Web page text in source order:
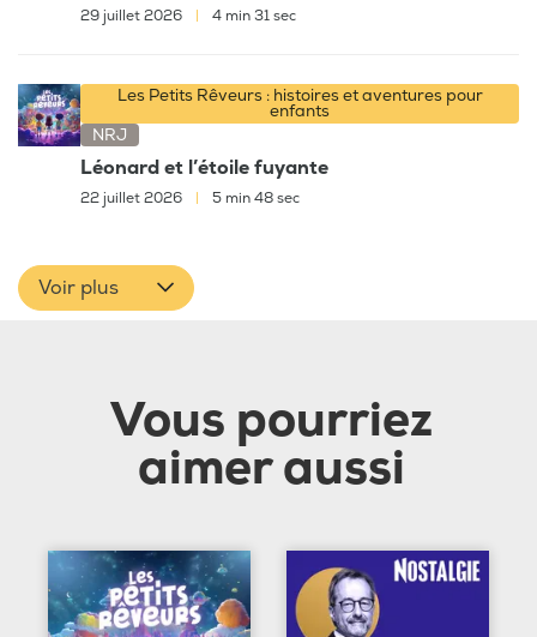
29 juillet 2026 4 min 31 sec
Les Petits Rêveurs : histoires et aventures pour
enfants
NRJ
Léonard et l’étoile fuyante
22 juillet 2026 5 min 48 sec
Voir plus
Vous pourriez
aimer aussi